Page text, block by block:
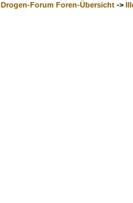
Drogen-Forum Foren-Übersicht ->